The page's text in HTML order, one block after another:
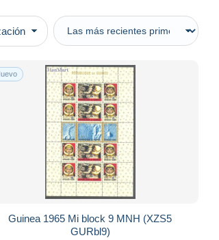
Guinea 1965 Mi block 9 MNH (XZS5
GURbl9)